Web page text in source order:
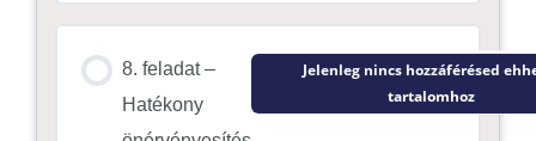
8. feladat –
Hatékony
Jelenleg nincs hozzáférésed
tartalomhoz